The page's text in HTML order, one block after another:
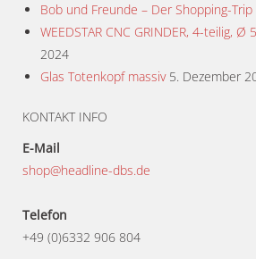
Bob und Freunde – Der Shopping-Trip
WEEDSTAR CNC GRINDER, 4-teilig, Ø
2024
Glas Totenkopf massiv 5. Dezember
KONTAKT INFO
E-Mail
shop@headline-dbs.de
Telefon
+49 (0)6332 906 804